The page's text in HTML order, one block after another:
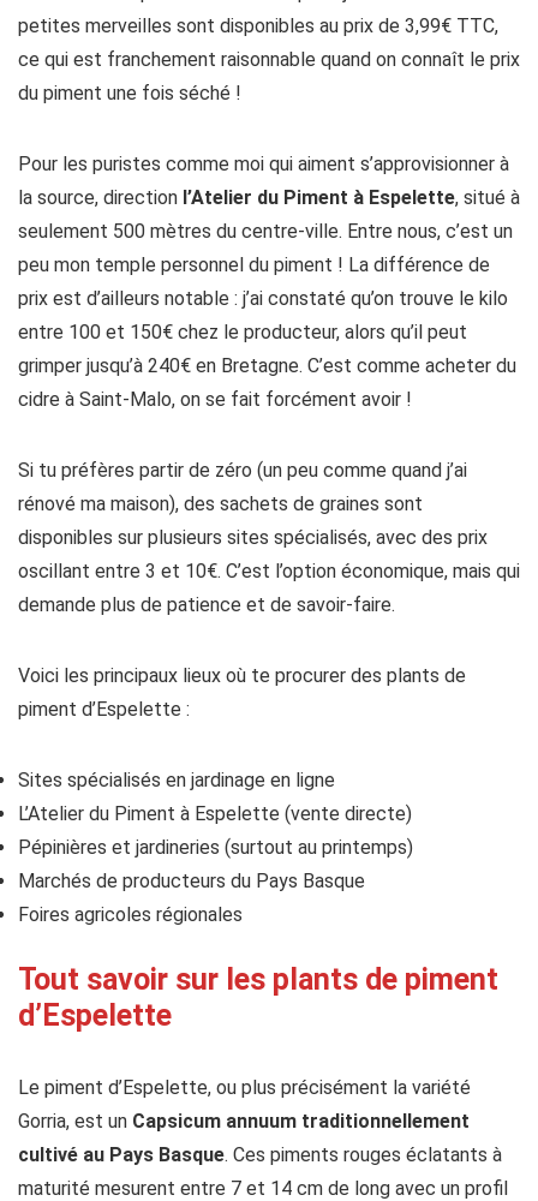
petites merveilles sont disponibles au prix de 3,99€ TTC,
ce qui est franchement raisonnable quand on connaît le prix
du piment une fois séché !
Pour les puristes comme moi qui aiment s’approvisionner à
la source, direction l’Atelier du Piment à Espelette, situé à
seulement 500 mètres du centre-ville. Entre nous, c’est un
peu mon temple personnel du piment ! La différence de
prix est d’ailleurs notable : j’ai constaté qu’on trouve le kilo
entre 100 et 150€ chez le producteur, alors qu’il peut
grimper jusqu’à 240€ en Bretagne. C’est comme acheter du
cidre à Saint-Malo, on se fait forcément avoir !
Si tu préfères partir de zéro (un peu comme quand j’ai
rénové ma maison), des sachets de graines sont
disponibles sur plusieurs sites spécialisés, avec des prix
oscillant entre 3 et 10€. C’est l’option économique, mais qui
demande plus de patience et de savoir-faire.
Voici les principaux lieux où te procurer des plants de
piment d’Espelette :
Sites spécialisés en jardinage en ligne
L’Atelier du Piment à Espelette (vente directe)
Pépinières et jardineries (surtout au printemps)
Marchés de producteurs du Pays Basque
Foires agricoles régionales
Tout savoir sur les plants de piment
d’Espelette
Le piment d’Espelette, ou plus précisément la variété
Gorria, est un Capsicum annuum traditionnellement
cultivé au Pays Basque. Ces piments rouges éclatants à
maturité mesurent entre 7 et 14 cm de long avec un profil